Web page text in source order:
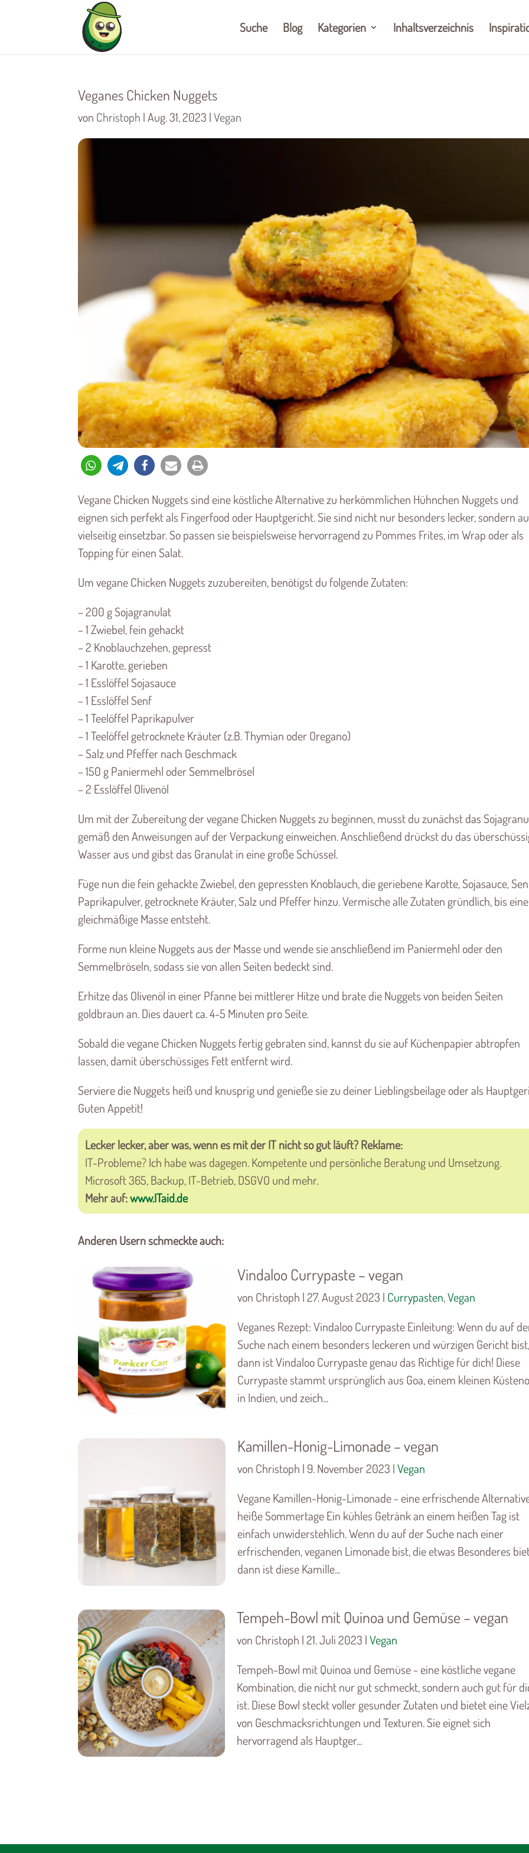
Suche Blog Kategorien Inhaltsverzeichnis
Veganes Chicken Nuggets
von Christoph |Aug. 31, 2023 |Vegan
Vegane Chicken Nuggets sind eine köstliche Alternative zu herkömmlichen Hühnchen Nuggets und
eignen sich perfekt als Fingerfood oder Hauptgericht. Sie sind nicht nur besonders lecker, sondern
vielseitig einsetzbar. So passen sie beispielsweise hervorragend zu Pommes Frites, im Wrap oder als
Topping für einen Salat.
Um vegane Chicken Nuggets zuzubereiten, benötigst du folgende Zutaten:
– 200 g Sojagranulat
– 1 Zwiebel, fein gehackt
– 2 Knoblauchzehen, gepresst
– 1 Karotte, gerieben
– 1 Esslöffel Sojasauce
– 1 Esslöffel Senf
– 1 Teelöffel Paprikapulver
– 1 Teelöffel getrocknete Kräuter (z.B. Thymian oder Oregano)
– Salz und Pfeffer nach Geschmack
– 150 g Paniermehl oder Semmelbrösel
– 2 Esslöffel Olivenöl
Um mit der Zubereitung der vegane Chicken Nuggets zu beginnen, musst du zunächst das
gemäß den Anweisungen auf der Verpackung einweichen. Anschließend drückst du das
Wasser aus und gibst das Granulat in eine große Schüssel.
Füge nun die fein gehackte Zwiebel, den gepressten Knoblauch, die geriebene Karotte, Sojasauce,
Paprikapulver, getrocknete Kräuter, Salz und Pfeffer hinzu. Vermische alle Zutaten gründlich, bis eine
gleichmäßige Masse entsteht.
Forme nun kleine Nuggets aus der Masse und wende sie anschließend im Paniermehl oder den
Semmelbröseln, sodass sie von allen Seiten bedeckt sind.
Erhitze das Olivenöl in einer Pfanne bei mittlerer Hitze und brate die Nuggets von beiden Seiten
goldbraun an. Dies dauert ca. 4-5 Minuten pro Seite.
Sobald die vegane Chicken Nuggets fertig gebraten sind, kannst du sie auf Küchenpapier abtropfen
lassen, damit überschüssiges Fett entfernt wird.
Serviere die Nuggets heiß und knusprig und genieße sie zu deiner Lieblingsbeilage oder als
Guten Appetit!
Lecker lecker, aber was, wenn es mit der IT nicht so gut läuft? Reklame:
IT-Probleme? Ich habe was dagegen. Kompetente und persönliche Beratung und Umsetzung.
Microsoft 365, Backup, IT-Betrieb, DSGVO und mehr.
Mehr auf:www.ITaid.de
Anderen Usern schmeckte auch:
Vindaloo Currypaste – vegan
von Christoph | 27. August 2023 | Currypasten,Vegan
Veganes Rezept: Vindaloo Currypaste Einleitung: Wenn du auf
Suche nach einem besonders leckeren und würzigen Gericht bist,
dann ist Vindaloo Currypaste genau das Richtige für dich! Diese
Currypaste stammt ursprünglich aus Goa, einem kleinen
in Indien, und zeich...
Kamillen-Honig-Limonade – vegan
von Christoph | 9. November 2023 |Vegan
Vegane Kamillen-Honig-Limonade - eine erfrischende
heiße Sommertage Ein kühles Getränk an einem heißen Tag ist
einfach unwiderstehlich. Wenn du auf der Suche nach einer
erfrischenden, veganen Limonade bist, die etwas Besonderes
dann ist diese Kamille...
Tempeh-Bowl mit Quinoa und Gemüse – vegan
von Christoph | 21. Juli 2023 |Vegan
Tempeh-Bowl mit Quinoa und Gemüse - eine köstliche vegane
Kombination, die nicht nur gut schmeckt, sondern auch gut für
ist. Diese Bowl steckt voller gesunder Zutaten und bietet eine
von Geschmacksrichtungen und Texturen. Sie eignet sich
hervorragend als Hauptger...